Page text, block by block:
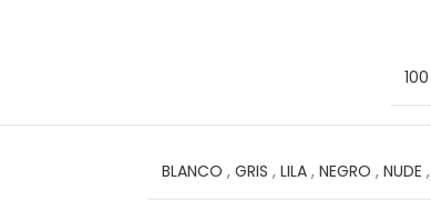
100
BLANCO , GRIS , LILA , NEGRO , NUDE ,